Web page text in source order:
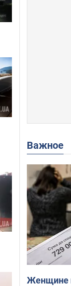
Важное
Женщине